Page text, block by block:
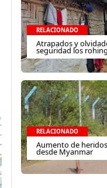
RELACIONADO
Atrapados y
seguridad los
RELACIONADO
Aumento de
desde Myanmar